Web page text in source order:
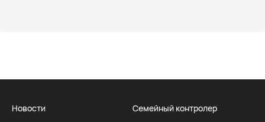
Новости
Семейный контролер